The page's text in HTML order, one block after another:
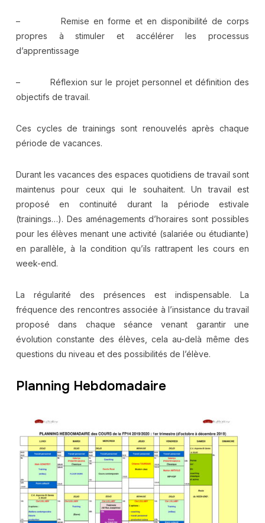
– Remise en forme et en disponibilité de corps
propres à stimuler et accélérer les processus
d’apprentissage
– Réflexion sur le projet personnel et définition des
objectifs de travail.
Ces cycles de trainings sont renouvelés après chaque
période de vacances.
Durant les vacances des espaces quotidiens de travail sont
maintenus pour ceux qui le souhaitent. Un travail est
proposé en continuité durant la période estivale
(trainings…). Des aménagements d’horaires sont possibles
pour les élèves menant une activité (salariée ou étudiante)
en parallèle, à la condition qu’ils rattrapent les cours en
week-end.
La régularité des présences est indispensable. La
fréquence des rencontres associée à l’insistance du travail
proposé dans chaque séance venant garantir une
évolution constante des élèves, cela au-delà même des
questions du niveau et des possibilités de l’élève.
Planning Hebdomadaire